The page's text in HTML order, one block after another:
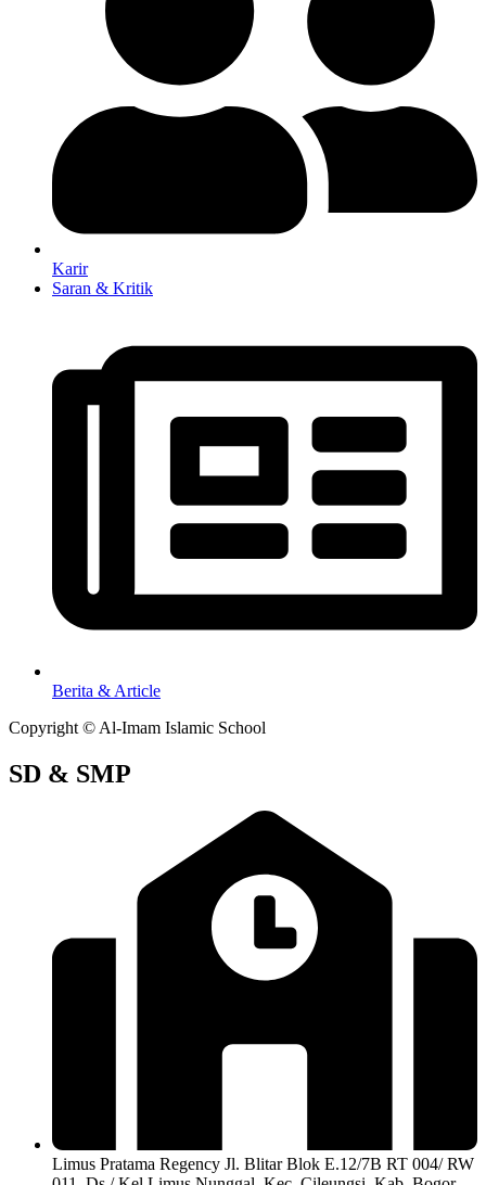
Karir
Saran & Kritik
Berita & Article
Copyright © Al-Imam Islamic School
SD & SMP
Limus Pratama Regency Jl. Blitar Blok E.12/7B RT 004/ RW